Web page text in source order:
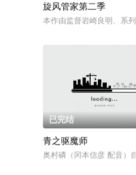
旋风管家第二季
本作由监督岩崎良明、系
已完结
青之驱魔师
奥村磷（冈本信彦 配音）